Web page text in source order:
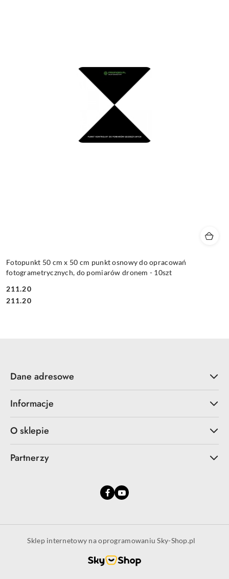
Fotopunkt 50 cm x 50 cm punkt osnowy do opracowań
fotogrametrycznych, do pomiarów dronem - 10szt
Cena:
211.20
Cena:
211.20
Dane adresowe
Informacje
O sklepie
Partnerzy
Sklep internetowy na oprogramowaniu Sky-Shop.pl